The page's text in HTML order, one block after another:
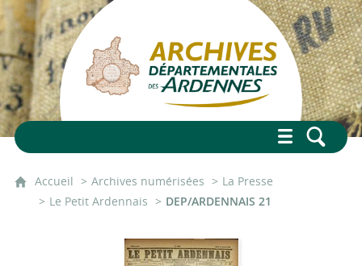
Accueil Archives numérisées
La Presse
Le Petit Ardennais
DEP/ARDENNAIS 21